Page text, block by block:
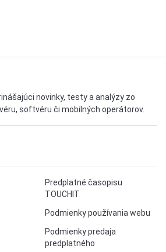
novinky, testy a analýzy zo
softvéru či mobilných operátorov.
Predplatné časopisu
TOUCHIT
Podmienky používania webu
Podmienky predaja
predplatného